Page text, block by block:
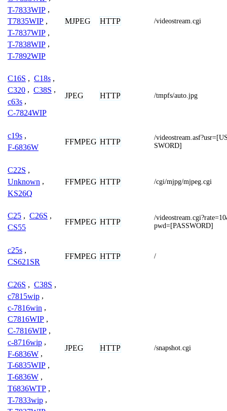
T-7833WIP ,
T7835WIP ,
T-7837WIP ,
T-7838WIP ,
T-7892WIP
MJPEG HTTP /videostream.cgi
C16S , C18s ,
C320 , C38S ,
c63s ,
C-7824WIP
JPEG HTTP /tmpfs/auto.jpg
c19s ,
F-6836W
FFMPEG HTTP
/
SWORD]
C22S ,
Unknown ,
KS26Q
FFMPEG HTTP /cgi/mjpg/mjpeg.cgi
C25 , C26S ,
CS55
FFMPEG HTTP
/
pwd=[PASSWORD]
c25s ,
CS621SR
FFMPEG HTTP /
C26S , C38S ,
c7815wip ,
c-7816win ,
C7816WIP ,
C-7816WIP ,
c-8716wip ,
F-6836W ,
T-6835WIP ,
T-6836W ,
T6836WTP ,
T-7833wip ,
JPEG HTTP /snapshot.cgi